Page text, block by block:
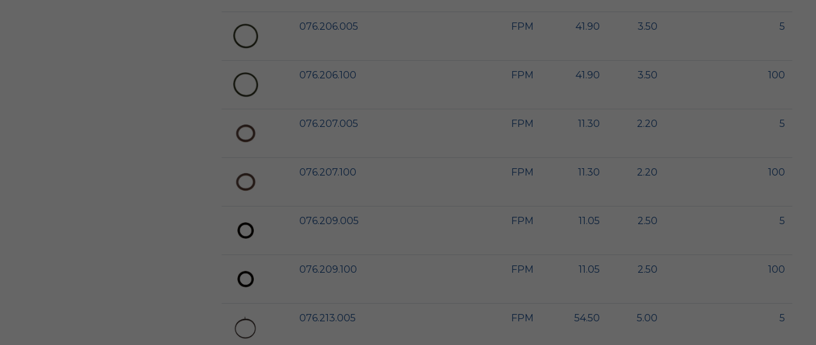
076.206.005 FPM 41.90 3.50 5
076.206.100 FPM 41.90 3.50 100
076.207.005 FPM 11.30 2.20 5
076.207.100 FPM 11.30 2.20 100
076.209.005 FPM 11.05 2.50 5
076.209.100 FPM 11.05 2.50 100
076.213.005 FPM 54.50 5.00 5